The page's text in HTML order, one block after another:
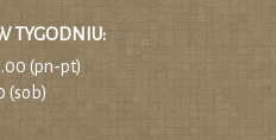
TYGODNIU:
(pn-pt)
(sob)